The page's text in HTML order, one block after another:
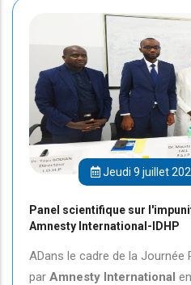
Jeudi 9 juillet
Panel scientifique sur
Amnesty International-IDHP
ADans le cadre de la Journée
par Amnesty International